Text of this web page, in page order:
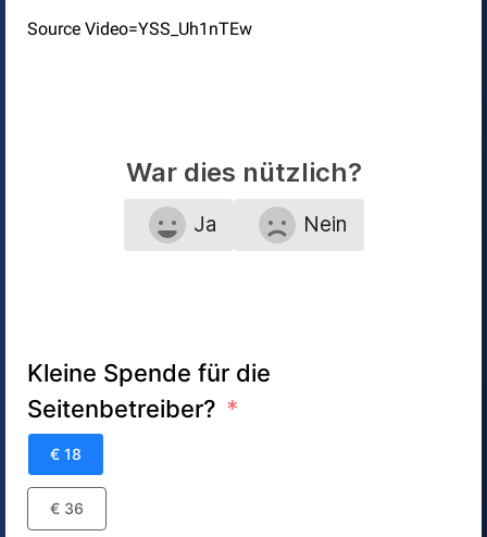
Source Video=YSS_Uh1nTEw
War dies nützlich?
Ja Nein
Kleine Spende für die
Seitenbetreiber?
€ 18
€ 36